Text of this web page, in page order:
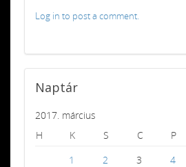
Log in to post a comment.
Naptár
2017. március
H
K S C P
1
2 3 4